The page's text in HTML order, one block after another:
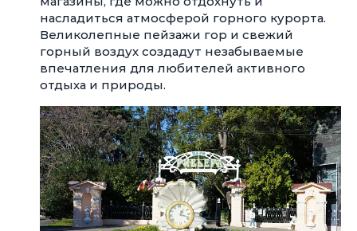
насладиться атмосферой горного курорта.
Великолепные пейзажи гор и свежий
горный воздух создадут незабываемые
впечатления для любителей активного
отдыха и природы.